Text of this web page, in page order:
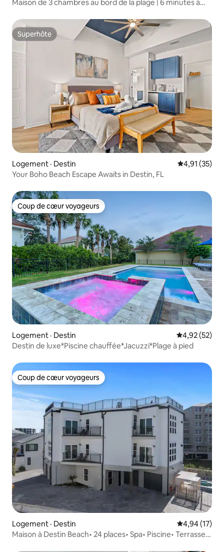
Maison de 3 chambres au bord de la plage | 6 minutes à
Superhôte
Superhôte
Logement · Destin Note
4,91 (35)
Your Boho Beach Escape Awaits in Destin, FL
Coup de cœur voyageurs
Coup de cœur voyageurs
Logement · Destin Note
4,92 (52)
Destin de luxe*Piscine chauffée*Jacuzzi*Plage à pied
Coup de cœur voyageurs
Coup de cœur voyageurs
Logement · Destin Note
4,94 (17)
Maison à Destin Beach• 24 places• Spa• Piscine• Terrasse